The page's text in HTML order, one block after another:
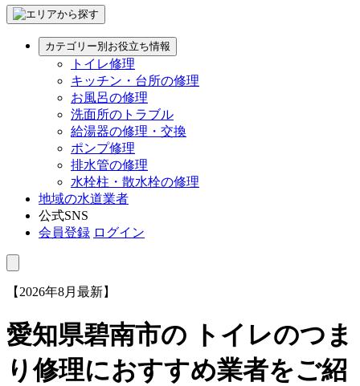
カテゴリー別お役立ち情報
トイレ修理
キッチン・台所の修理
お風呂の修理
洗面所のトラブル
給湯器の修理・交換
ポンプ修理
排水管の修理
水栓柱・散水栓の修理
地域の水道業者
公式SNS
会員登録 ログイン
【2026年8月最新】
愛知県碧南市の トイレのつま
り修理におすすめ業者をご紹